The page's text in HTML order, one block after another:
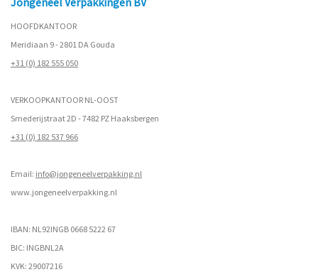
HOOFDKANTOOR
Meridiaan 9 - 2801 DA Gouda
+31 (0) 182 555 050
VERKOOPKANTOOR NL-OOST
Smederijstraat 2D - 7482 PZ Haaksbergen
+31 (0) 182 537 966
Email: info@jongeneelverpakking.nl
www.jongeneelverpakking.nl
IBAN: NL92INGB 0668 5222 67
BIC: INGBNL2A
KVK: 29007216